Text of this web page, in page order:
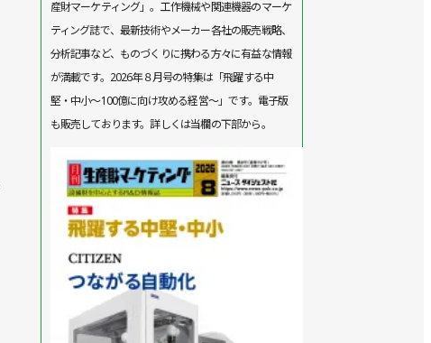
産財マーケティング」。工作機械や関連機器のマーケ
ティング誌で、最新技術やメーカー各社の販売戦略、
分析記事など、ものづくりに携わる方々に有益な情報
が満載です。2026年８月号の特集は「飛躍する中
堅・中小～100億に向け攻める経営～」です。電子版
も販売しております。詳しくは当欄の下部から。